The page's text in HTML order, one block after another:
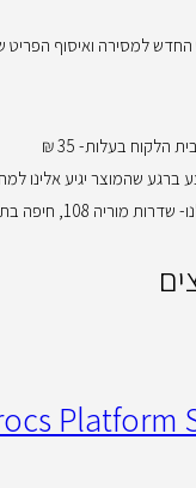
למסירה ואיסוף הפריט
בעלות- 35 ₪
ברגע שהמוצר יגיע אלינו
חיפה בתיאום מראש (חינם)
Platform